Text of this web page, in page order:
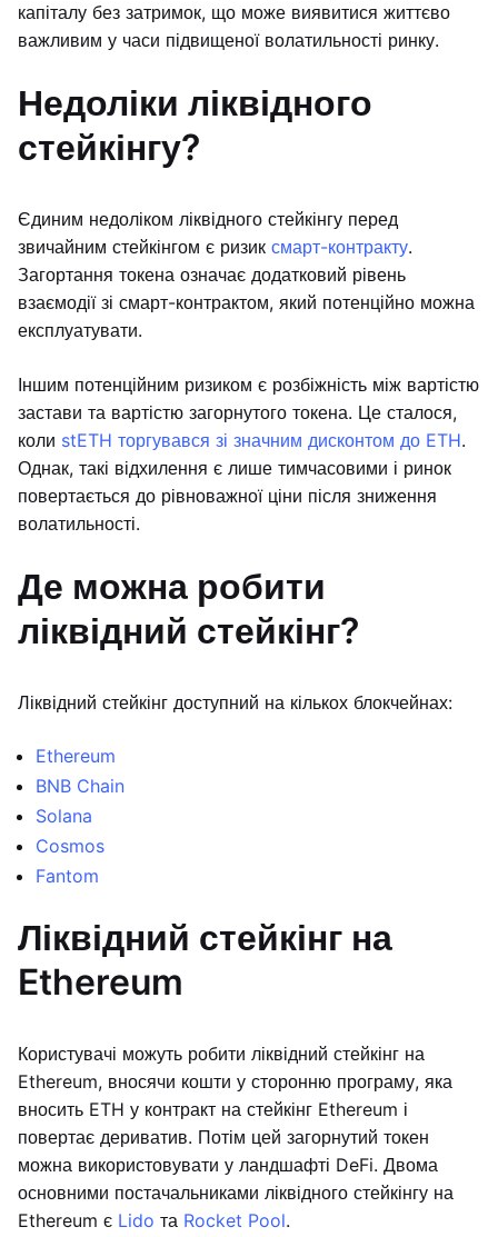
капіталу без затримок, що може виявитися життєво
важливим у часи підвищеної волатильності ринку.
Недоліки ліквідного
стейкінгу?
Єдиним недоліком ліквідного стейкінгу перед
звичайним стейкінгом є ризик смарт-контракту.
Загортання токена означає додатковий рівень
взаємодії зі смарт-контрактом, який потенційно можна
експлуатувати.
Іншим потенційним ризиком є розбіжність між вартістю
застави та вартістю загорнутого токена. Це сталося,
коли stETH торгувався зі значним дисконтом до ETH.
Однак, такі відхилення є лише тимчасовими і ринок
повертається до рівноважної ціни після зниження
волатильності.
Де можна робити
ліквідний стейкінг?
Ліквідний стейкінг доступний на кількох блокчейнах:
Ethereum
BNB Chain
Solana
Cosmos
Fantom
Ліквідний стейкінг на
Ethereum
Користувачі можуть робити ліквідний стейкінг на
Ethereum, вносячи кошти у сторонню програму, яка
вносить ETH у контракт на стейкінг Ethereum і
повертає дериватив. Потім цей загорнутий токен
можна використовувати у ландшафті DeFi. Двома
основними постачальниками ліквідного стейкінгу на
Ethereum є Lido та Rocket Pool.